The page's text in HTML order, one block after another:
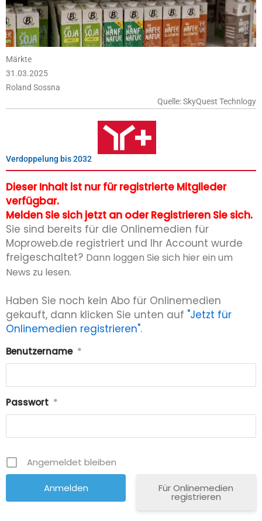
Märkte
31.03.2025
Roland Sossna
Quelle: SkyQuest Technlogy
Verdoppelung bis 2032
Dieser Inhalt ist nur für registrierte Mitglieder
verfügbar.
Melden Sie sich jetzt an oder Registrieren Sie sich.
Sie sind bereits für die Onlinemedien für
Moproweb.de registriert und Ihr Account wurde
freigeschaltet? Dann loggen Sie sich hier ein um
News zu lesen.
Haben Sie noch kein Abo für Onlinemedien
gekauft, dann klicken Sie unten auf "Jetzt für
Onlinemedien registrieren".
Benutzername *
Passwort *
Angemeldet bleiben
Für Onlinemedien
registrieren